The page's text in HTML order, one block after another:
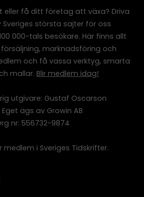
eller få ditt företag att växa? Driva
Sveriges största sajter för oss
000-tals besökare. Här finns allt
marknadsföring och
och få vassa verktyg, smarta
mallar. Blir medlem idag!
utgivare: Gustaf Oscarson
Eget ägs av Growin AB
nr: 556732-9874
medlem i Sveriges Tidskrifter.